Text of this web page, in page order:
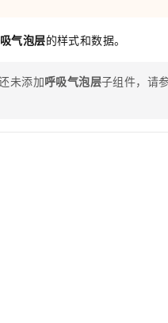
气泡层的样式和数据。
未添加呼吸气泡层子组件，请
能力而生
体
Agent
3.8-Max NEW AI 办公
SUSE
服务生态伙伴
云工开物